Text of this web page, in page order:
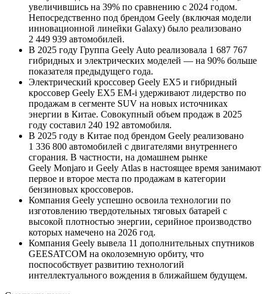
увеличившись на 39% по сравнению с 2024 годом.
Непосредственно под брендом Geely (включая модели
инновационной линейки Galaxy) было реализовано
2 449 939 автомобилей.
В 2025 году Группа Geely Auto реализовала 1 687 767
гибридных и электрических моделей — на 90% больше
показателя предыдущего года.
Электрический кроссовер Geely EX5 и гибридный
кроссовер Geely EX5 EM-i удерживают лидерство по
продажам в сегменте SUV на новых источниках
энергии в Китае. Совокупный объем продаж в 2025
году составил 240 192 автомобиля.
В 2025 году в Китае под брендом Geely реализовано
1 336 800 автомобилей с двигателями внутреннего
сгорания. В частности, на домашнем рынке
Geely Monjaro и Geely Atlas в настоящее время занимают
первое и второе места по продажам в категории
бензиновых кроссоверов.
Компания Geely успешно освоила технологии по
изготовлению твердотельных тяговых батарей с
высокой плотностью энергии, серийное производство
которых намечено на 2026 год.
Компания Geely вывела 11 дополнительных спутников
GEESATCOM на околоземную орбиту, что
поспособствует развитию технологий
интеллектуального вождения в ближайшем будущем.